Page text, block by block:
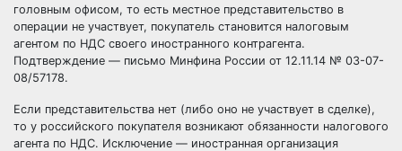
головным офисом, то есть местное представительство в
операции не участвует, покупатель становится налоговым
агентом по НДС своего иностранного контрагента.
Подтверждение — письмо Минфина России от 12.11.14 № 03-07-
08/57178.
Если представительства нет (либо оно не участвует в сделке),
то у российского покупателя возникают обязанности налогового
агента по НДС. Исключение — иностранная организация